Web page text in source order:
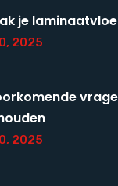
je
2025
2025